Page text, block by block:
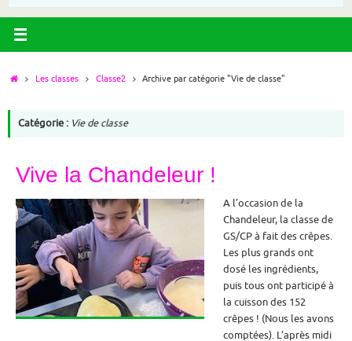
AccueilLes classes Classe2 Archive par catégorie "Vie de classe"
Catégorie : Vie de classe
Vive la Chandeleur !
A l’occasion de la
Chandeleur, la classe de
GS/CP à fait des crêpes.
Les plus grands ont
dosé les ingrédients,
puis tous ont participé à
la cuisson des 152
crêpes ! (Nous les avons
comptées). L’après midi